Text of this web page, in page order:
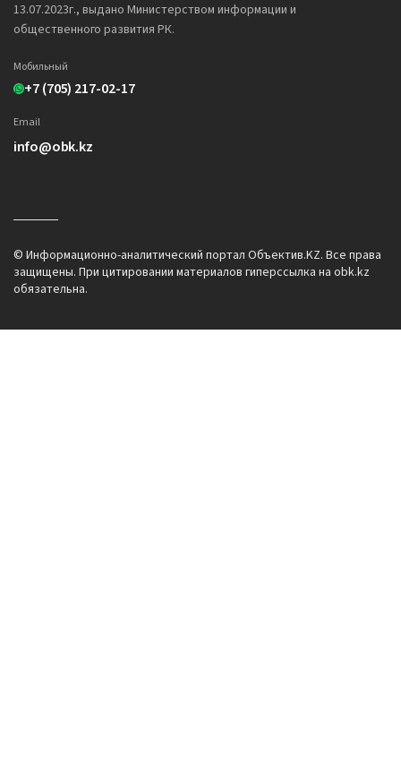
13.07.2023г., выдано Министерством информации и
общественного развития РК.
Мобильный
+7 (705) 217-02-17
Email
info@obk.kz
© Информационно-аналитический портал Объектив.KZ. Все права
защищены. При цитировании материалов гиперссылка на obk.kz
обязательна.